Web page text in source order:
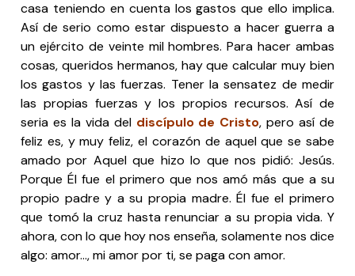
casa teniendo en cuenta los gastos que ello implica.
Así de serio como estar dispuesto a hacer guerra a
un ejército de veinte mil hombres. Para hacer ambas
cosas, queridos hermanos, hay que calcular muy bien
los gastos y las fuerzas. Tener la sensatez de medir
las propias fuerzas y los propios recursos. Así de
seria es la vida del discípulo de Cristo, pero así de
feliz es, y muy feliz, el corazón de aquel que se sabe
amado por Aquel que hizo lo que nos pidió: Jesús.
Porque Él fue el primero que nos amó más que a su
propio padre y a su propia madre. Él fue el primero
que tomó la cruz hasta renunciar a su propia vida. Y
ahora, con lo que hoy nos enseña, solamente nos dice
algo: amor…, mi amor por ti, se paga con amor.